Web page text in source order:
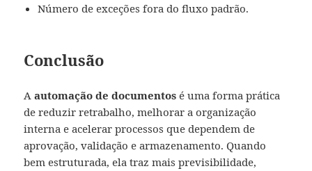
Número de exceções fora do fluxo padrão.
Conclusão
Aautomação de documentos é uma forma prática
de reduzir retrabalho, melhorar a organização
interna e acelerar processos que dependem de
aprovação, validação e armazenamento. Quando
bem estruturada, ela traz mais previsibilidade,